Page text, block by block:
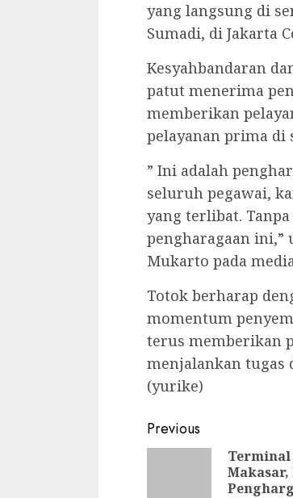
yang langsung di
Sumadi, di Jakarta
Kesyahbandaran
patut menerima
memberikan
pelayanan prima
” Ini adalah
seluruh pegawai,
yang terlibat.
pengharagaan ini,”
Mukarto pada
Totok berharap
momentum
terus memberikan
menjalankan tugas
(yurike)
Continue
Reading
Previous
Terminal
Makasar,